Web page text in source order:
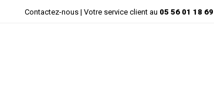
Contactez-nous| Votre service client au 05 56 01 18 69